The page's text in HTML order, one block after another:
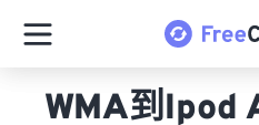
WMA到Ipod